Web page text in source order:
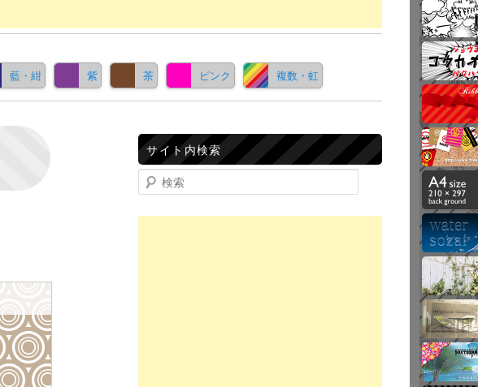
藍・紺 紫 茶 ピンク 複数・虹
サイト内検索
検索